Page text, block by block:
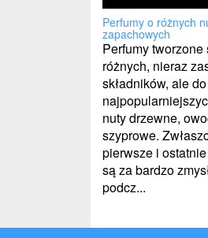
Perfumy o różnych
zapachowych
Perfumy tworzone
różnych, nieraz
składników, ale do
nuty drzewne,
szyprowe.
pierwsze i
są za bardzo
podcz...